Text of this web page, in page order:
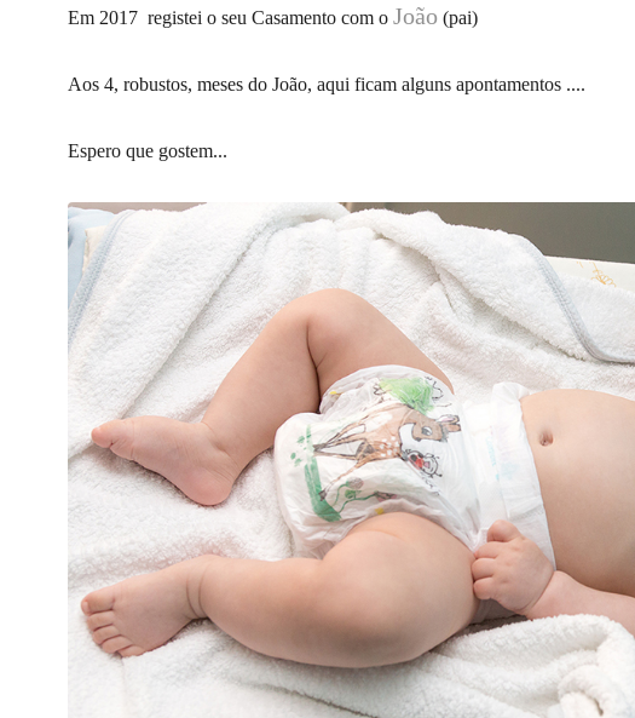
Em 2017 registei o seu Casamento com o João (pai)
Aos 4, robustos, meses do João, aqui ficam alguns apontamentos ....
Espero que gostem...